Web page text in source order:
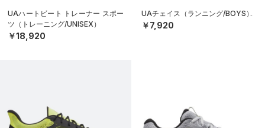
UAハートビート トレーナー スポー
ツ（トレーニング/UNISEX）
￥18,920
UAチェイス（ランニング/BOYS）
￥7,920